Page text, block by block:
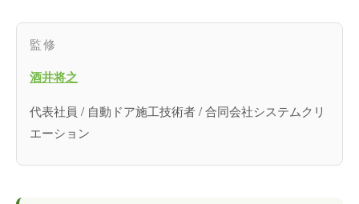
監修
酒井将之
代表社員 / 自動ドア施工技術者 / 合同会社システムクリ
エーション